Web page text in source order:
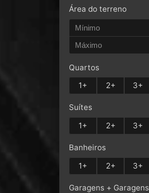
Área do terreno
Quartos
1+
2+ 3+
Suítes
1+
2+ 3+
Banheiros
1+
2+ 3+
Garagens + Garagens